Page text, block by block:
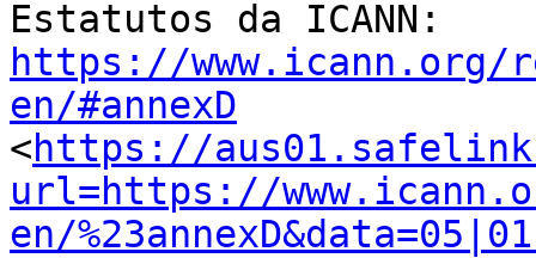
https://www.icann.org/
en/#annexD
<https://
url=https://
en/